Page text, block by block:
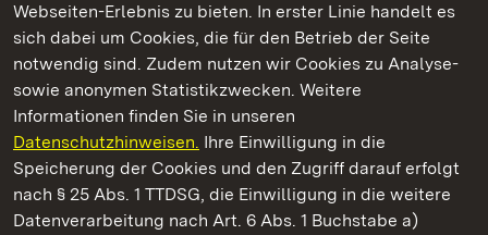
Webseiten-Erlebnis zu bieten. In erster Linie handelt es
sich dabei um Cookies, die für den Betrieb der Seite
notwendig sind. Zudem nutzen wir Cookies zu Analyse-
sowie anonymen Statistikzwecken. Weitere
Informationen finden Sie in unseren
Datenschutzhinweisen. Ihre Einwilligung in die
Speicherung der Cookies und den Zugriff darauf erfolgt
nach § 25 Abs. 1 TTDSG, die Einwilligung in die weitere
Datenverarbeitung nach Art. 6 Abs. 1 Buchstabe a)
Kommen. Staunen. Genießen.
Schloss Favorite Rastatt
Staatliche Schlösser und Gärten Baden-Württemberg